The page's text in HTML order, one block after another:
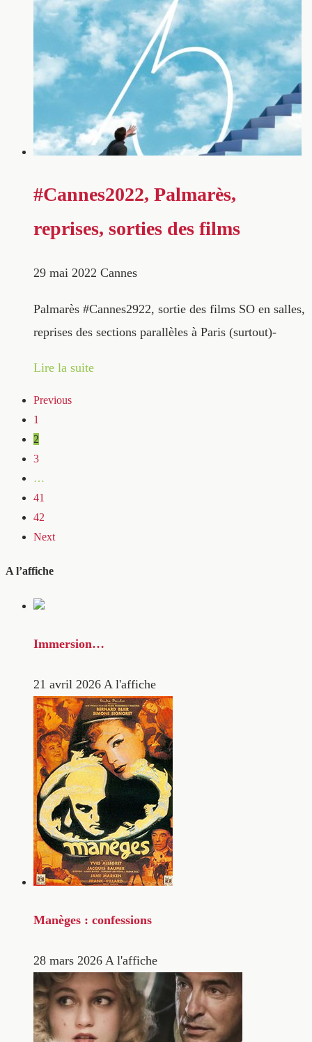
#Cannes2022, Palmarès,
reprises, sorties des films
29 mai 2022 Cannes
Palmarès #Cannes2922, sortie des films SO en salles,
reprises des sections parallèles à Paris (surtout)-
Lire la suite
Previous
1
2
3
…
41
42
Next
A l’affiche
Immersion…
21 avril 2026 A l'affiche
Manèges : confessions
28 mars 2026 A l'affiche